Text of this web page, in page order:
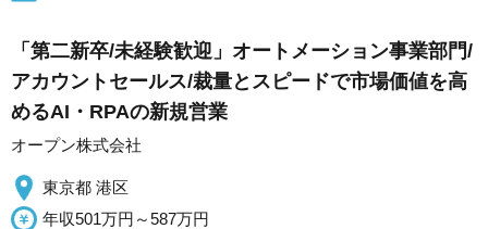
「第二新卒/未経験歓迎」オートメーション事業部門/
アカウントセールス/裁量とスピードで市場価値を高
めるAI・RPAの新規営業
オープン株式会社
東京都 港区
年収501万円～587万円